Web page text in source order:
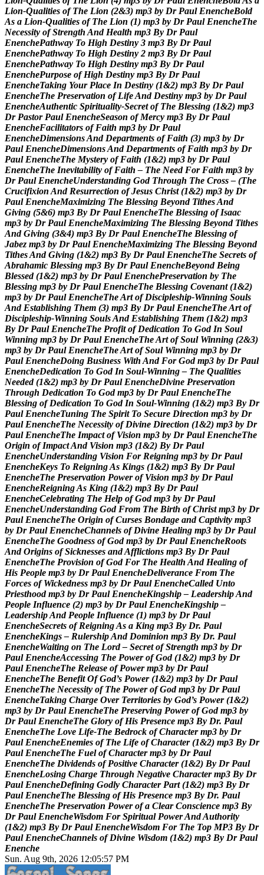
Lion-Qualities of The Lion (2&3) mp3 by Dr Paul EnencheBold
As a Lion-Qualities of The Lion (1) mp3 by Dr Paul EnencheThe
Necessity of Strength And Health mp3 By Dr Paul
EnenchePathway To High Destiny 3 mp3 By Dr Paul
EnenchePathway To High Destiny 2 mp3 By Dr Paul
EnenchePathway To High Destiny mp3 By Dr Paul
EnenchePurpose of High Destiny mp3 By Dr Paul
EnencheTaking Your Place In Destiny (1&2) mp3 By Dr Paul
EnencheThe Preservation of LifeAnd Destiny mp3 by Dr Paul
EnencheAuthentic Spirituality-Secret of The Blessing (1&2) mp3
Dr Pastor Paul EnencheSeason of Mercy mp3 By Dr Paul
EnencheFacilitators of Faith mp3 by Dr Paul
EnencheDimensionsAnd Departments of Faith (3) mp3 by Dr
Paul EnencheDimensionsAnd Departments of Faith mp3 by Dr
Paul EnencheThe Mystery of Faith (1&2) mp3 by Dr Paul
EnencheThe Inevitability of Faith – The Need For Faith mp3 by
Dr Paul EnencheUnderstanding God Through The Cross – (The
Crucifixion And Resurrection of Jesus Christ (1&2) mp3 by Dr
Paul EnencheMaximizing The Blessing Beyond TithesAnd
Giving (5&6) mp3 By Dr Paul EnencheThe Blessing of Isaac
mp3 by Dr Paul EnencheMaximizing The Blessing Beyond Tithes
And Giving (3&4) mp3 By Dr Paul EnencheThe Blessing of
Jabez mp3 by Dr Paul EnencheMaximizing The Blessing Beyond
TithesAnd Giving (1&2) mp3 By Dr Paul EnencheThe Secrets of
Abrahamic Blessing mp3 By Dr Paul EnencheBeyond Being
Blessed (1&2) mp3 by Dr Paul EnenchePreservation by The
Blessing mp3 by Dr Paul EnencheThe Blessing Covenant (1&2)
mp3 by Dr Paul EnencheTheArt of Discipleship-Winning Souls
And Establishing Them (3) mp3 By Dr Paul EnencheTheArt of
Discipleship-Winning SoulsAnd Establishing Them (1&2) mp3
By Dr Paul EnencheThe Profit of Dedication To God In Soul
Winning mp3 by Dr Paul EnencheTheArt of Soul Winning (2&3)
mp3 by Dr Paul EnencheTheArt of Soul Winning mp3 by Dr
Paul EnencheDoing Business With And For God mp3 by Dr Paul
EnencheDedication To God In Soul-Winning – The Qualities
Needed (1&2) mp3 by Dr Paul EnencheDivine Preservation
Through Dedication To God mp3 by Dr Paul EnencheThe
Blessing of Dedication To God In Soul-Winning (1&2) mp3 By Dr
Paul EnencheTuning The Spirit To Secure Direction mp3 by Dr
Paul EnencheThe Necessity of Divine Direction (1&2) mp3 by Dr
Paul EnencheThe Impact of Vision mp3 by Dr Paul EnencheThe
Origin of ImpactAnd Vision mp3 (1&2) By Dr Paul
EnencheUnderstanding Vision For Reigning mp3 by Dr Paul
EnencheKeys To ReigningAs Kings (1&2) mp3 By Dr Paul
EnencheThe Preservation Power of Vision mp3 by Dr Paul
EnencheReigningAs King (1&2) mp3 By Dr Paul
EnencheCelebrating The Help of God mp3 by Dr Paul
EnencheUnderstanding God From The Birth of Christ mp3 by Dr
Paul EnencheThe Origin of Curses Bondage and Captivity mp3
by Dr Paul EnencheChannels of Divine Healing mp3 by Dr Paul
EnencheThe Goodness of God mp3 by Dr Paul EnencheRoots
And Origins of Sicknesses andAfflictions mp3 By Dr Paul
EnencheThe Provision of God For The Health And Healing of
His People mp3 by Dr Paul EnencheDeliverance From The
Forces of Wickedness mp3 by Dr Paul EnencheCalled Unto
Priesthood mp3 by Dr Paul EnencheKingship – LeadershipAnd
People Influence (2) mp3 by Dr Paul EnencheKingship –
LeadershipAnd People Influence (1) mp3 by Dr Paul
EnencheSecrets of ReigningAs a King mp3 By Dr. Paul
EnencheKings – RulershipAnd Dominion mp3 By Dr. Paul
EnencheWaiting on The Lord – Secret of Strength mp3 by Dr
Paul EnencheAccessing The Power of God (1&2) mp3 by Dr
Paul EnencheThe Release of Power mp3 by Dr Paul
EnencheThe Benefit Of God’s Power (1&2) mp3 by Dr Paul
EnencheThe Necessity of The Power of God mp3 by Dr Paul
EnencheTaking Charge Over Territories by God’s Power (1&2)
mp3 by Dr Paul EnencheThe Preserving Power of God mp3 by
Dr Paul EnencheThe Glory of His Presence mp3 By Dr. Paul
EnencheThe Love Life-The Bedrock of Character mp3 by Dr
Paul EnencheEnemies of The Life of Character (1&2) mp3 By Dr
Paul EnencheThe Fuel of Character mp3 by Dr Paul
EnencheThe Dividends of Positive Character (1&2) By Dr Paul
EnencheLosing Charge Through Negative Character mp3 By Dr
Paul EnencheDefining Godly Character Part (1&2) mp3 By Dr
Paul EnencheThe Blessing of His Presence mp3 By Dr. Paul
EnencheThe Preservation Power of a Clear Conscience mp3 By
Dr Paul EnencheWisdom For Spiritual PowerAndAuthority
(1&2) mp3 By Dr Paul EnencheWisdom For The Top MP3 By Dr
Paul EnencheChannels of Divine Wisdom (1&2) mp3 By Dr Paul
Enenche
Sun. Aug 9th, 2026 12:05:58 PM